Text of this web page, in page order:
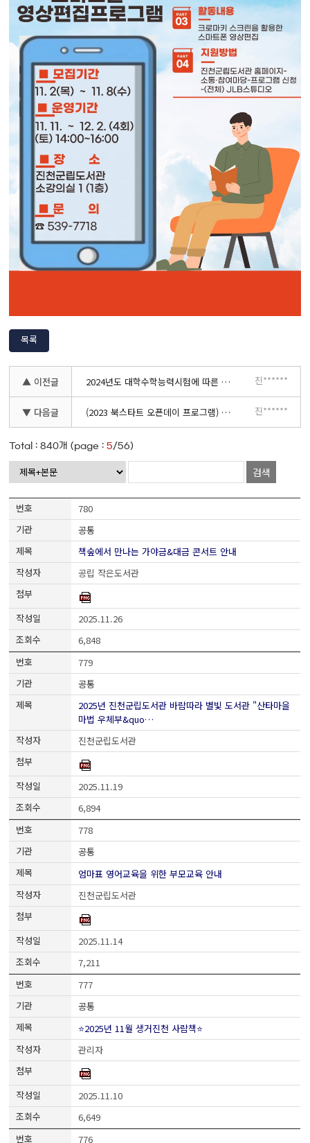
목록
▲ 이전글 2024년도 대학수학능력시험에 따른 개관시간 변경 안내 진******
▼ 다음글 (2023 북스타트 오픈데이 프로그램) 꿈 모래 뿌려주는 '샌드맨 어디있어?' 신청 안내 진******
Total :840개 (page :5/56)
검색
780
공통
책숲에서 만나는 가야금&대금 콘서트 안내
공립 작은도서관
2025.11.26
6,848
779
공통
2025년 진천군립도서관 바람따라 별빛 도서관 "산타마을
마법 우체부&quo…
진천군립도서관
2025.11.19
6,894
778
공통
엄마표 영어교육을 위한 부모교육 안내
진천군립도서관
2025.11.14
7,211
777
공통
⭐2025년 11월 생거진천 사람책⭐
관리자
2025.11.10
6,649
776